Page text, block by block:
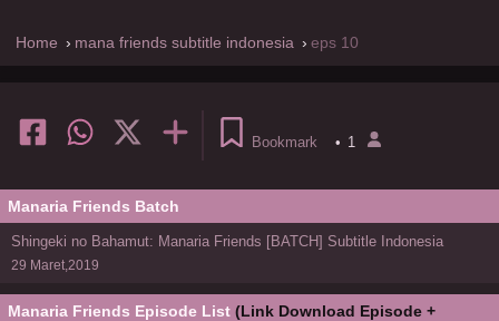
Home mana friends subtitle indonesia eps 10
Bookmark • 1
Manaria Friends Batch
Shingeki no Bahamut: Manaria Friends [BATCH] Subtitle Indonesia
29 Maret,2019
Manaria Friends Episode List (Link Download Episode +